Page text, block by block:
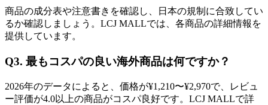
商品の成分表や注意書きを確認し、日本の規制に合致してい
るか確認しましょう。LCJ MALLでは、各商品の詳細情報を
提供しています。
Q3. 最もコスパの良い海外商品は何ですか？
2026年のデータによると、価格が¥1,210〜¥2,970で、レビュ
ー評価が4.0以上の商品がコスパ良好です。LCJ MALLで詳